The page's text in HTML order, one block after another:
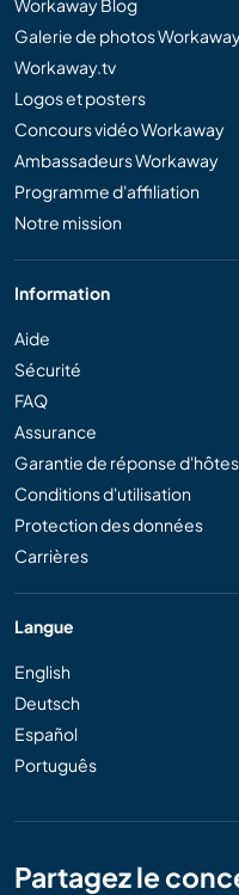
Workaway Blog
Galerie de photos
Workaway.tv
Logos et posters
Concours vidéo Workaway
Ambassadeurs Workaway
Programme d'affiliation
Notre mission
Information
Aide
Sécurité
FAQ
Assurance
Garantie de réponse d'hôtes
Conditions d'utilisation
Protection des données
Carrières
Langue
English
Deutsch
Español
Português
Partagez le